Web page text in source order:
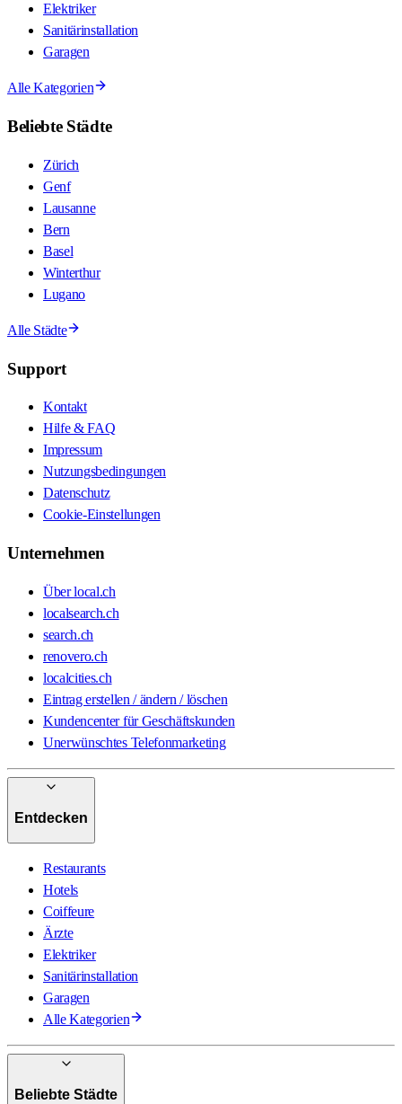
Elektriker
Sanitärinstallation
Garagen
Alle Kategorien
Beliebte Städte
Zürich
Genf
Lausanne
Bern
Basel
Winterthur
Lugano
Alle Städte
Support
Kontakt
Hilfe & FAQ
Impressum
Nutzungsbedingungen
Datenschutz
Cookie-Einstellungen
Unternehmen
Über local.ch
localsearch.ch
search.ch
renovero.ch
localcities.ch
Eintrag erstellen / ändern / löschen
Kundencenter für Geschäftskunden
Unerwünschtes Telefonmarketing
Entdecken
Restaurants
Hotels
Coiffeure
Ärzte
Elektriker
Sanitärinstallation
Garagen
Alle Kategorien
Beliebte Städte